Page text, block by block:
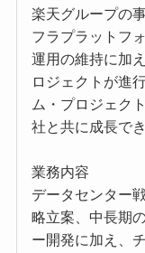
楽天グループの
フラプラットフ
運用の維持に加
ロジェクトが進
ム・プロジェク
社と共に成長で
業務内容
データセンター
略立案、中長期
ー開発に加え、